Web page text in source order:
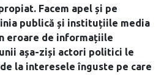
Facem apel și pe
publică și instituțiile media
eroare de informațiile
așa-ziși actori politici le
la interesele înguste pe care